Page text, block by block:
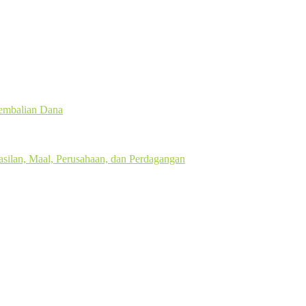
Dana
Maal, Perusahaan, dan Perdagangan